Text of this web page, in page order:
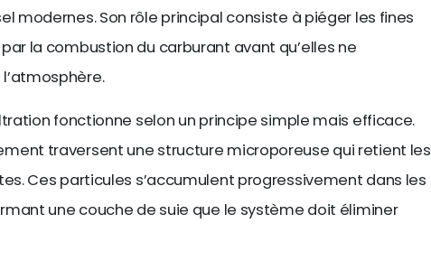
modernes. Son rôle principal consiste à piéger les fines
la combustion du carburant avant qu’elles ne
fonctionne selon un principe simple mais efficace.
traversent une structure microporeuse qui retient les
Ces particules s’accumulent progressivement dans les
une couche de suie que le système doit éliminer